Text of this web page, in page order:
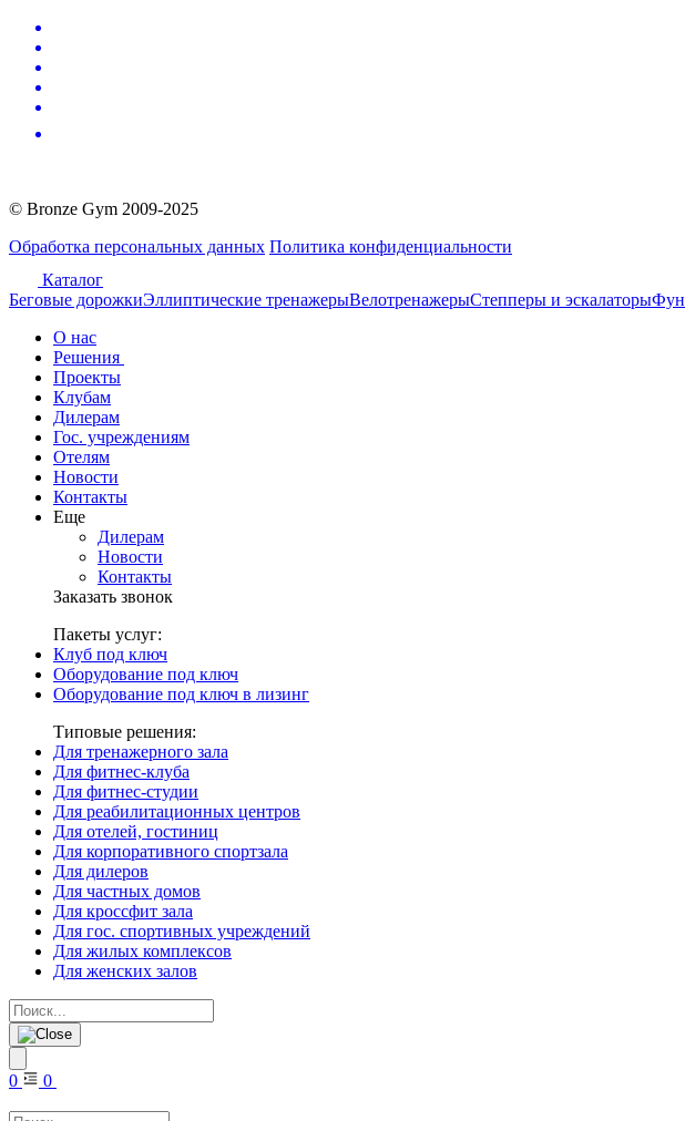
© Bronze Gym 2009-2025
Обработка персональных данных Политика конфиденциальности
Каталог
Беговые дорожкиЭллиптические тренажерыВелотренажерыСтепперы и эскалаторы
О нас
Решения
Проекты
Клубам
Дилерам
Гос. учреждениям
Отелям
Новости
Контакты
Еще
Дилерам
Новости
Контакты
Заказать звонок
Пакеты услуг:
Клуб под ключ
Оборудование под ключ
Оборудование под ключ в лизинг
Типовые решения:
Для тренажерного зала
Для фитнес-клуба
Для фитнес-студии
Для реабилитационных центров
Для отелей, гостиниц
Для корпоративного спортзала
Для дилеров
Для частных домов
Для кроссфит зала
Для гос. спортивных учреждений
Для жилых комплексов
Для женских залов
0 0